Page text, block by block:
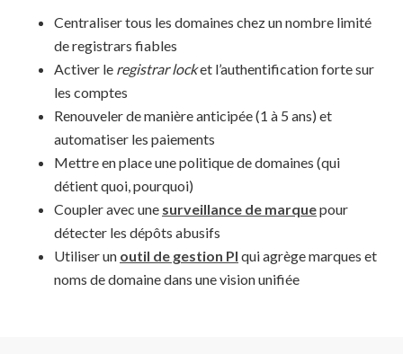
Centraliser tous les domaines chez un nombre limité
de registrars fiables
Activer le registrar locket l’authentification forte sur
les comptes
Renouveler de manière anticipée (1 à 5 ans) et
automatiser les paiements
Mettre en place une politique de domaines (qui
détient quoi, pourquoi)
Coupler avec une surveillance de marquepour
détecter les dépôts abusifs
Utiliser un outil de gestion PI qui agrège marques et
noms de domaine dans une vision unifiée